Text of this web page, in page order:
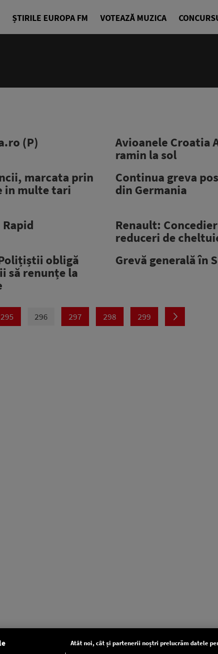
ȘTIRILE EUROPA FM VOTEAZĂ MUZICA
(P)
Avioanele Croatia
ramin la sol
marcata prin
in multe tari
Continua greva
din Germania
Renault:
reduceri de
obligă
să renunțe la
Grevă generală în
295 296 297 298 299
Atât noi, cât și partenerii noștri prelucrăm datele